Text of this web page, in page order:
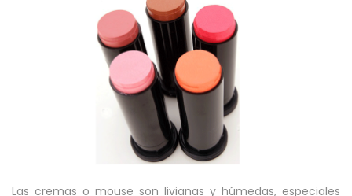
Las cremas o mouse son livianas y húmedas, especiales